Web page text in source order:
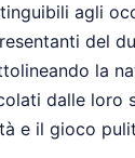
agli
del
la
dalle loro
e il gioco